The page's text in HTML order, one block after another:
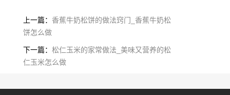
上一篇： 香蕉牛奶松饼的做法窍门_香蕉牛奶松
饼怎么做
下一篇： 松仁玉米的家常做法_美味又营养的松
仁玉米怎么做